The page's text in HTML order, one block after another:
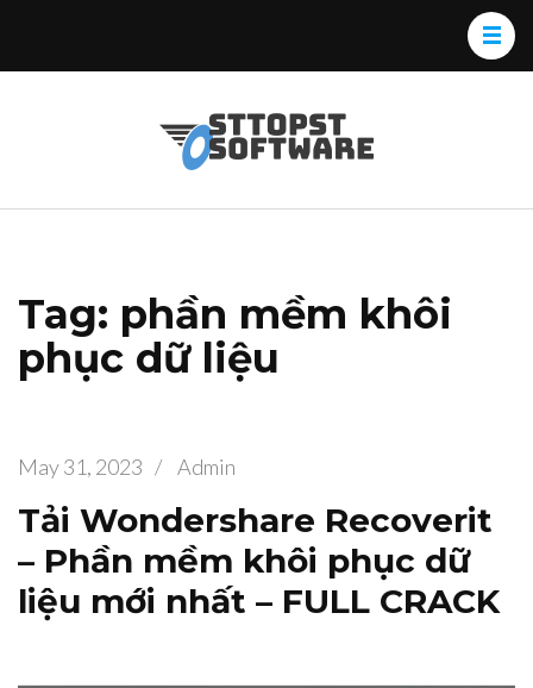
Tag: phần mềm khôi
phục dữ liệu
May 31, 2023 / Admin
Tải Wondershare Recoverit
– Phần mềm khôi phục dữ
liệu mới nhất – FULL CRACK